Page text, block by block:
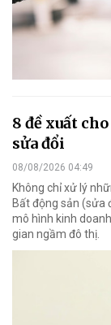
8 đề xuất
sửa đổi
08/08/2026 04:49
Không chỉ xử lý
Bất động sản (sửa
mô hình kinh
gian ngầm đô thị.